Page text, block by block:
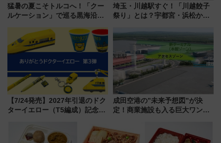
猛暑の夏こそトルコへ！「クー
ルケーション」で巡る黒海沿岸
連検索数が前年比237％増、ナ
ショジオも認める『2026年に訪
れるべき世界の旅先』
埼玉・川越駅すぐ！「川越餃子
祭り」とは？宇都宮・浜松から
を食べ比べ【7月25日・26日開
【7/24発売】2027年引退のドク
ターイエロー（T5編成）記念グ
送の目覚まし時計など通販・販
売店舗まとめ
成田空港の”未来予想図”が決
定！商業施設も入る巨大ワンタ
で新型特急が品川･羽田とを結
ぶ！ JR空港駅は2面3線化！